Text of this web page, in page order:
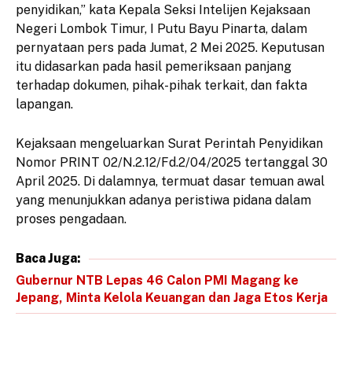
penyidikan,” kata Kepala Seksi Intelijen Kejaksaan
Negeri Lombok Timur, I Putu Bayu Pinarta, dalam
pernyataan pers pada Jumat, 2 Mei 2025. Keputusan
itu didasarkan pada hasil pemeriksaan panjang
terhadap dokumen, pihak-pihak terkait, dan fakta
lapangan.
Kejaksaan mengeluarkan Surat Perintah Penyidikan
Nomor PRINT 02/N.2.12/Fd.2/04/2025 tertanggal 30
April 2025. Di dalamnya, termuat dasar temuan awal
yang menunjukkan adanya peristiwa pidana dalam
proses pengadaan.
Baca Juga:
Gubernur NTB Lepas 46 Calon PMI Magang ke
Jepang, Minta Kelola Keuangan dan Jaga Etos Kerja